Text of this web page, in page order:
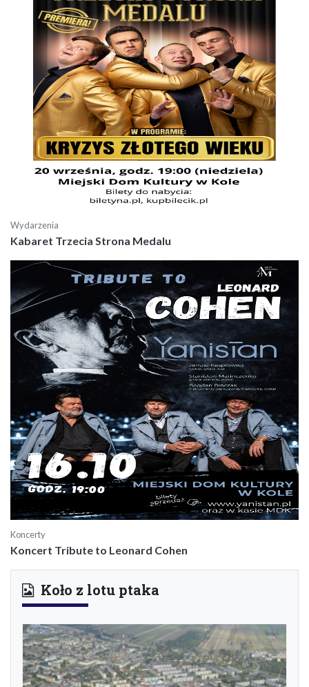
Wydarzenia
Kabaret Trzecia Strona Medalu
Koncerty
Koncert Tribute to Leonard Cohen
Koło z lotu ptaka